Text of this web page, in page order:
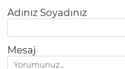
Adınız Soyadınız
Mesaj